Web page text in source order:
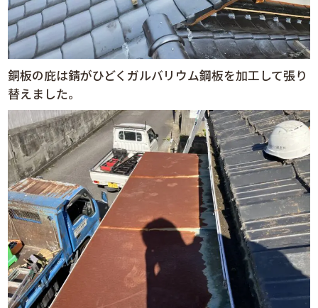
銅板の庇は錆がひどくガルバリウム鋼板を加工して張り
替えました。